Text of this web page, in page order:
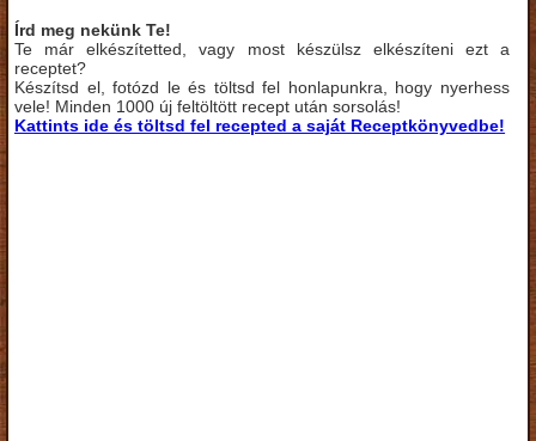
Írd meg nekünk Te!
Te már elkészítetted, vagy most készülsz elkészíteni ezt a
receptet?
Készítsd el, fotózd le és töltsd fel honlapunkra, hogy nyerhess
vele! Minden 1000 új feltöltött recept után sorsolás!
Kattints ide és töltsd fel recepted a saját Receptkönyvedbe!